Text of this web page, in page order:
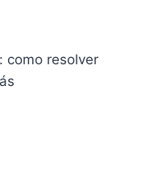
como resolver